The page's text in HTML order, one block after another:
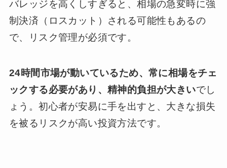
バレッジを高くしすぎると、相場の急変時に強
制決済（ロスカット）される可能性もあるの
で、リスク管理が必須です。
24時間市場が動いているため、常に相場をチェ
ックする必要があり、精神的負担が大きいでし
ょう。初心者が安易に手を出すと、大きな損失
を被るリスクが高い投資方法です。